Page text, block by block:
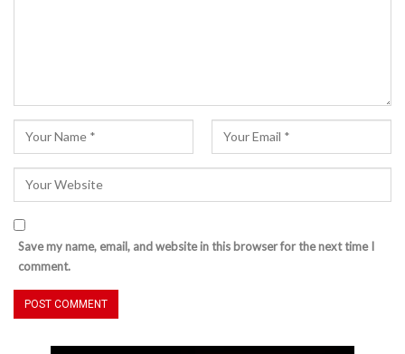
Save my name, email, and website in this browser for the next time I
comment.